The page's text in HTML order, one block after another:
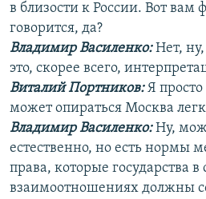
в близости к России. Вот вам
говорится, да?
Владимир Василенко:Нет,
это, скорее всего,
Виталий Портников:Я просто
может опираться Москва
Владимир Василенко:Ну,
естественно, но есть нормы
права, которые государства в
взаимоотношениях должны